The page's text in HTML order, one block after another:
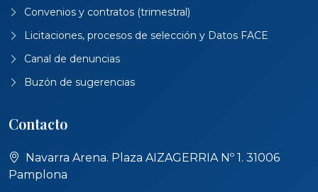
Convenios y contratos (trimestral)
Licitaciones, procesos de selección y Datos FACE
Canal de denuncias
Buzón de sugerencias
Contacto
Navarra Arena. Plaza AIZAGERRIA Nº 1. 31006
Pamplona